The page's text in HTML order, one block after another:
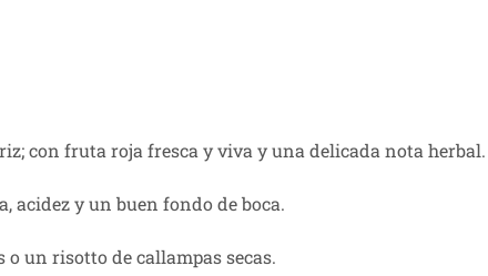
con fruta roja fresca y viva y una delicada nota
acidez y un buen fondo de boca.
un risotto de callampas secas.